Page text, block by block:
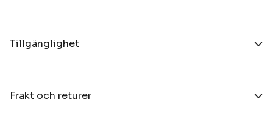
Tillgänglighet
Frakt och returer